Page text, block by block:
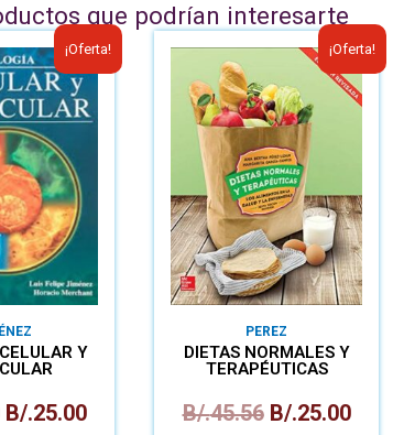
que podrían interesarte
¡Oferta!
Y
B/.25.00
¡Oferta!
PEREZ
DIETAS NORMALES Y
TERAPÉUTICAS
B/.45.56 B/.25.00